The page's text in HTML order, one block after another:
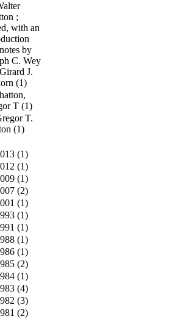
;
with an
by
C. Wey
J.
(1)
T (1)
T.
(1)
(1)
(1)
(1)
(2)
(1)
(1)
(1)
(1)
(1)
(2)
(1)
(4)
(3)
(2)